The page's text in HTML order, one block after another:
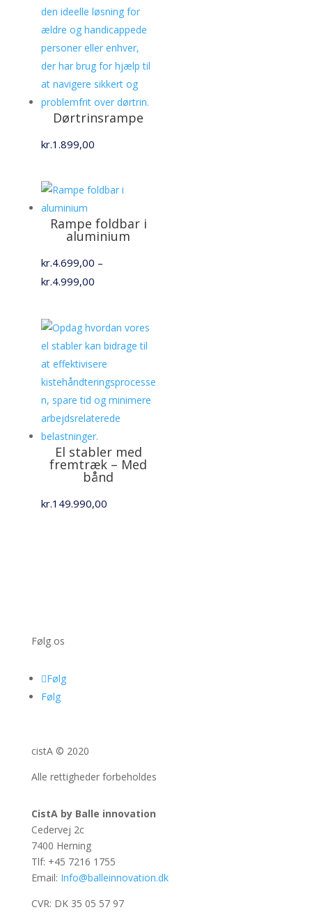
Dørtrinsrampe
kr.1.899,00
Rampe foldbar i
aluminium
kr.4.699,00 –
kr.4.999,00Prisinterval:
kr.4.999,00
El stabler med
fremtræk – Med
bånd
kr.149.990,00
Følg os
Følg
Følg
cistA © 2020
Alle rettigheder forbeholdes
CistA by Balle innovation
Cedervej 2c
7400 Herning
Tlf: +45 7216 1755
Email: Info@balleinnovation.dk
CVR: DK 35 05 57 97